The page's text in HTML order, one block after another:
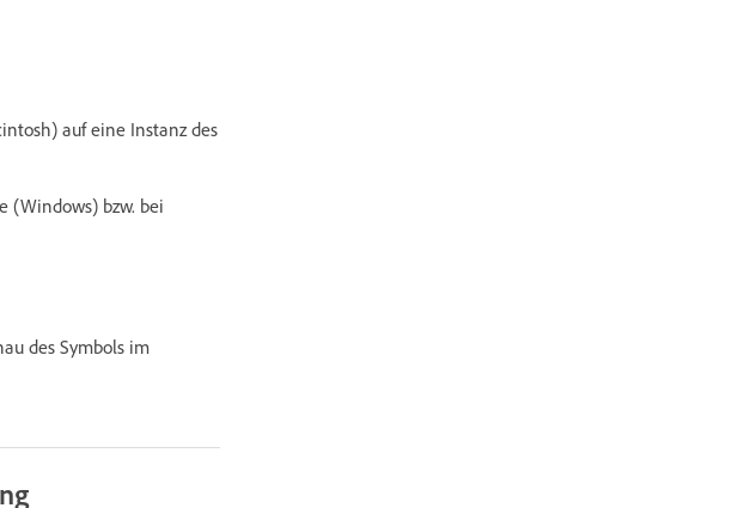
auf eine Instanz des
(Windows) bzw. bei
des Symbols im